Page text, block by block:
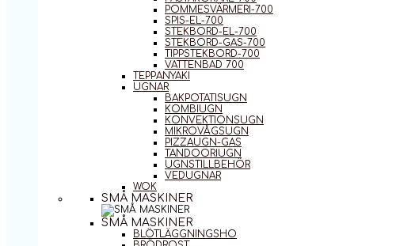
POMMESVÄRMERI-700
SPIS-EL-700
STEKBORD-EL-700
STEKBORD-GAS-700
TIPPSTEKBORD-700
VATTENBAD 700
TEPPANYAKI
UGNAR
BAKPOTATISUGN
KOMBIUGN
KONVEKTIONSUGN
MIKROVÅGSUGN
PIZZAUGN-GAS
TANDOORIUGN
UGNSTILLBEHÖR
VEDUGNAR
WOK
SMÅ MASKINER
SMÅ MASKINER
BLÖTLÄGGNINGSHO